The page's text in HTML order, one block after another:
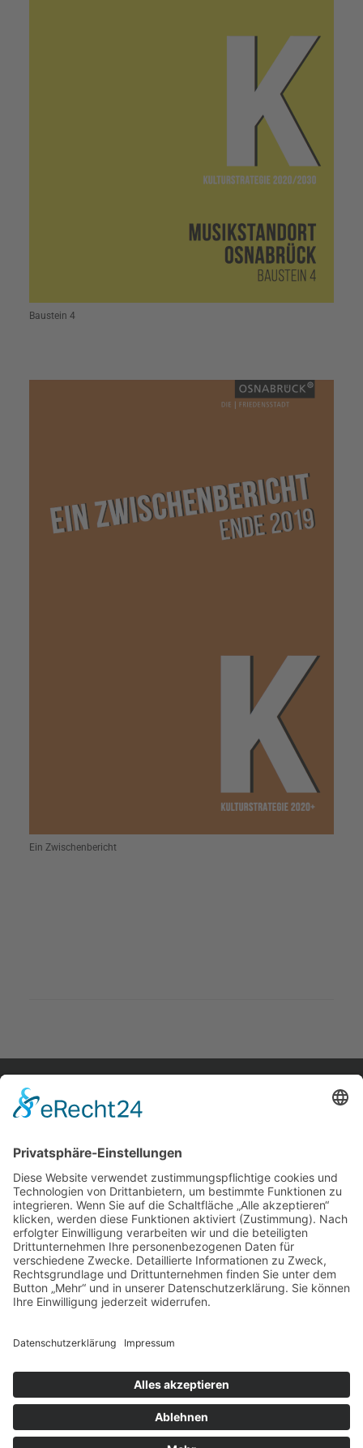
Baustein 4
Ein Zwischenbericht
home.
aktuelles.
leute.
privatsphäreeinstellungen.